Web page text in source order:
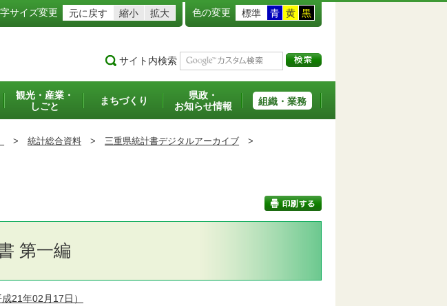
サイズ変更 元に戻す 縮小 拡大 色の変更 標準 青 黄 黒
サイト内検索
観光・産業・
しごと
まちづくり
県政・
お知らせ情報
組織・業務
> 統計総合資料 > 三重県統計書デジタルアーカイブ >
第一編
成21年02月17日）